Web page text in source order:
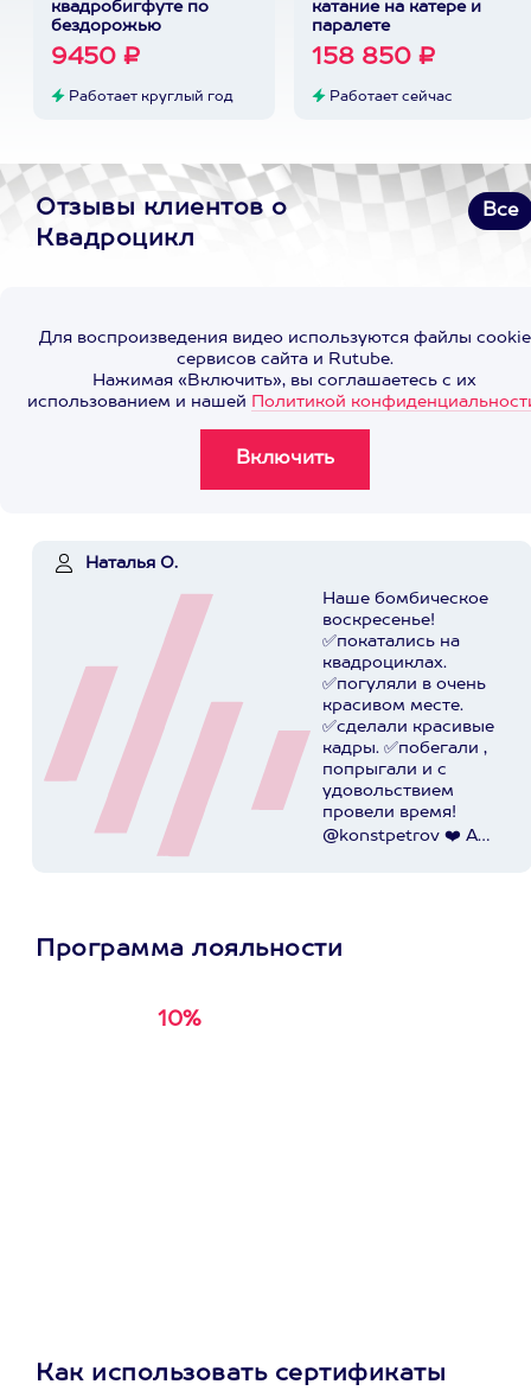
квадробигфуте по
бездорожью
9450 ₽
Работает круглый год
катание на катере и
паралете
158 850 ₽
Работает сейчас
Отзывы клиентов о
Квадроцикл
Все
Для воспроизведения видео используются файлы cookie
сервисов сайта и Rutube.
Нажимая «Включить», вы соглашаетесь с их
использованием и нашей Политикой
Наталья О.
Наше бомбическое
воскресенье!
✅покатались на
квадроциклах.
✅погуляли в очень
красивом месте.
✅сделали красивые
кадры. ✅побегали ,
попрыгали и с
удовольствием
провели время!
@konstpetrov ❤️ А
Программа лояльности
10%
Как использовать сертификаты